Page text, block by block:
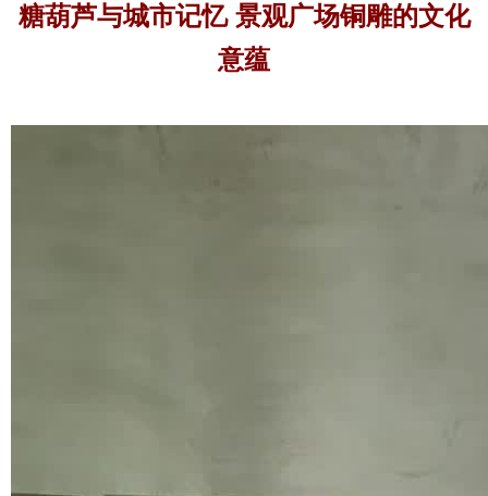
糖葫芦与城市记忆 景观广场铜雕的文化
意蕴